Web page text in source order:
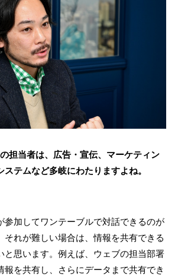
担当者は、広告・宣伝、マーケティン
テムなど多岐にわたりますよね。
参加してワンテーブルで対話できるのが
それが難しい場合は、情報を共有できる
と思います。例えば、ウェブの担当部署
報を共有し、さらにデータまで共有でき